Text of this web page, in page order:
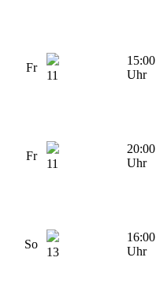
Fr
11
15:00
Uhr
Fr
11
20:00
Uhr
So
13
16:00
Uhr